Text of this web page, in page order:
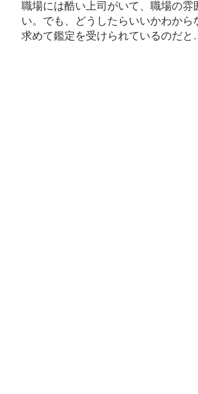
職場には酷い上司がいて、職場の
い。でも、どうしたらいいかわか
求めて鑑定を受けられているのだ